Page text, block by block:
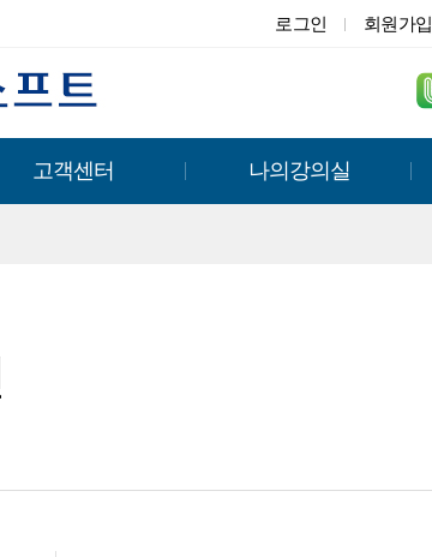
로그인 회원가입
고객센터 나의강의실